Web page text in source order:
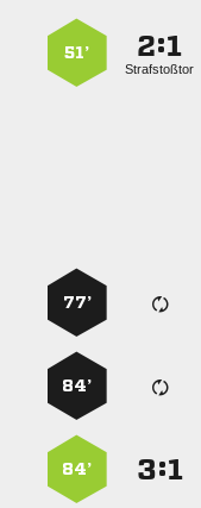
:
Strafstoßtor
51’
77’
84’
:
84’